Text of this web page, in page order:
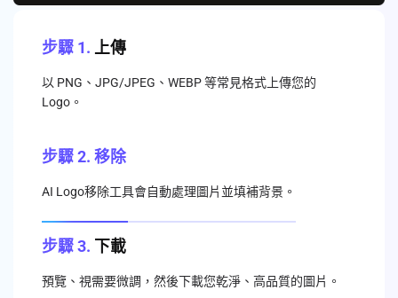
步驟 1. 上傳
以 PNG、JPG/JPEG、WEBP 等常見格式上傳您的
Logo。
步驟 2. 移除
AI Logo移除工具會自動處理圖片並填補背景。
步驟 3. 下載
預覽、視需要微調，然後下載您乾淨、高品質的圖片。